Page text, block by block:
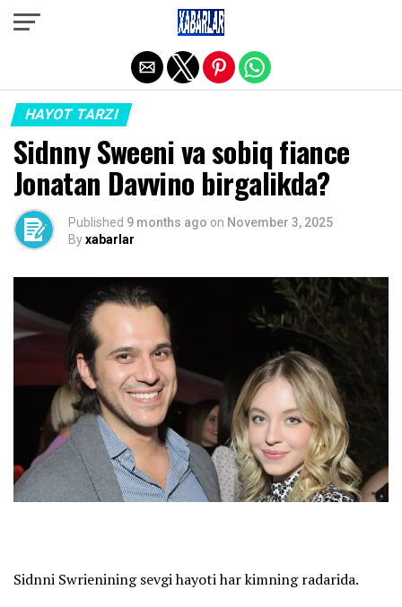
HAYOT TARZI
Sidnny Sweeni va sobiq fiance
Jonatan Davvino birgalikda?
Published 9 months ago on November 3, 2025
Byxabarlar
Sidnni Swrienining sevgi hayoti har kimning radarida.
Exit mobile version